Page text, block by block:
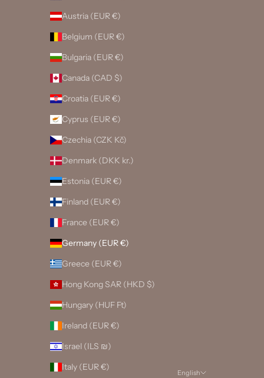
Austria (EUR €)
Belgium (EUR €)
Bulgaria (EUR €)
Canada (CAD $)
Croatia (EUR €)
Cyprus (EUR €)
Czechia (CZK Kč)
Denmark (DKK kr.)
Estonia (EUR €)
Finland (EUR €)
France (EUR €)
Germany (EUR €)
Greece (EUR €)
Hong Kong SAR (HKD $)
Hungary (HUF Ft)
Ireland (EUR €)
Israel (ILS ₪)
Italy (EUR €)
English